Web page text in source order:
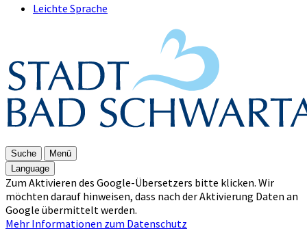
Leichte Sprache
Suche
Menü
Language
Zum Aktivieren des Google-Übersetzers bitte klicken. Wir
möchten darauf hinweisen, dass nach der Aktivierung Daten an
Google übermittelt werden.
Mehr Informationen zum Datenschutz